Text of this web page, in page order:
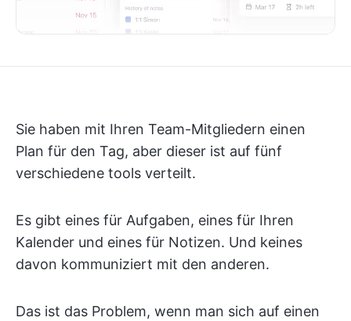
Sie haben mit Ihren Team-Mitgliedern einen
Plan für den Tag, aber dieser ist auf fünf
verschiedene tools verteilt.
Es gibt eines für Aufgaben, eines für Ihren
Kalender und eines für Notizen. Und keines
davon kommuniziert mit den anderen.
Das ist das Problem, wenn man sich auf einen